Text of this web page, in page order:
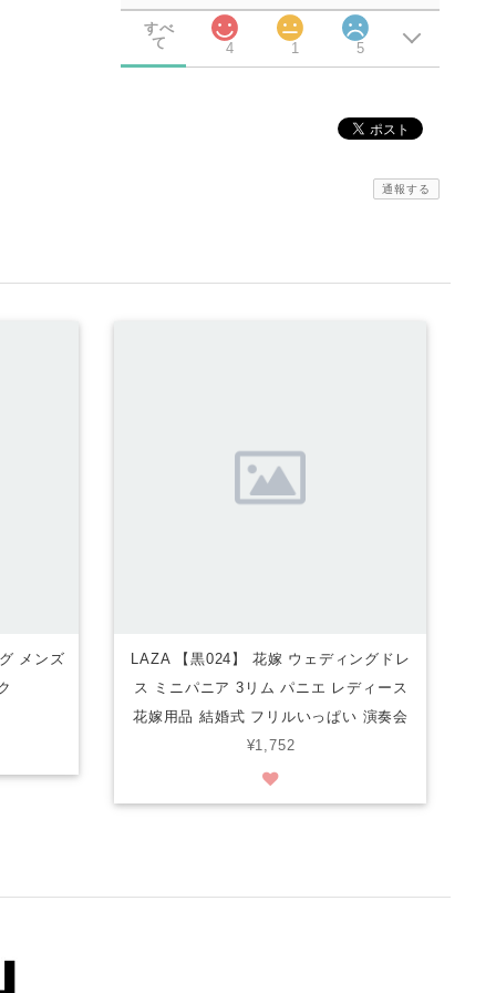
すべ
て
4 1 5
通報する
メンズ
LAZA 【黒024】 花嫁 ウェディングドレ
ス ミニパニア 3リム パニエ レディース
花嫁用品 結婚式 フリルいっぱい 演奏会
¥1,752